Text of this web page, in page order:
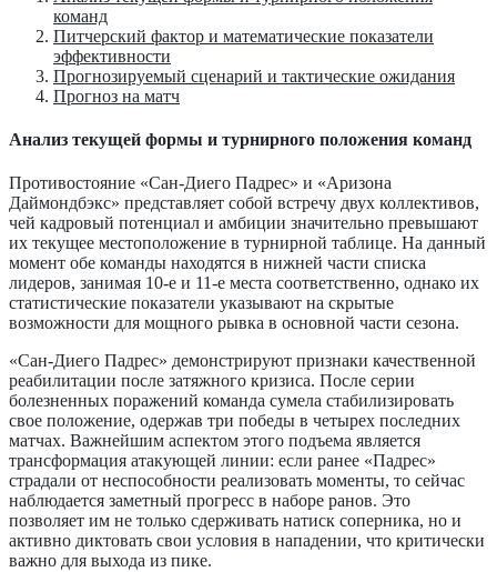
команд
Питчерский фактор и математические показатели
эффективности
Прогнозируемый сценарий и тактические ожидания
Прогноз на матч
Анализ текущей формы и турнирного положения команд
Противостояние «Сан-Диего Падрес» и «Аризона
Даймондбэкс» представляет собой встречу двух коллективов,
чей кадровый потенциал и амбиции значительно превышают
их текущее местоположение в турнирной таблице. На данный
момент обе команды находятся в нижней части списка
лидеров, занимая 10-е и 11-е места соответственно, однако их
статистические показатели указывают на скрытые
возможности для мощного рывка в основной части сезона.
«Сан-Диего Падрес» демонстрируют признаки качественной
реабилитации после затяжного кризиса. После серии
болезненных поражений команда сумела стабилизировать
свое положение, одержав три победы в четырех последних
матчах. Важнейшим аспектом этого подъема является
трансформация атакующей линии: если ранее «Падрес»
страдали от неспособности реализовать моменты, то сейчас
наблюдается заметный прогресс в наборе ранов. Это
позволяет им не только сдерживать натиск соперника, но и
активно диктовать свои условия в нападении, что критически
важно для выхода из пике.